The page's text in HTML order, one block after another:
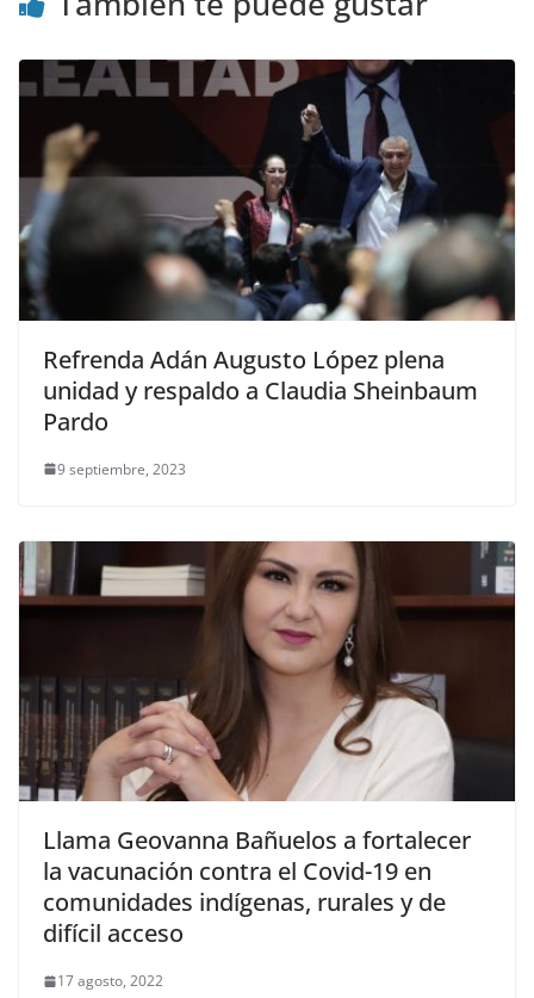
Refrenda Adán Augusto López plena
unidad y respaldo a Claudia Sheinbaum
Pardo
9 septiembre, 2023
Llama Geovanna Bañuelos a fortalecer
la vacunación contra el Covid-19 en
comunidades indígenas, rurales y de
difícil acceso
17 agosto, 2022